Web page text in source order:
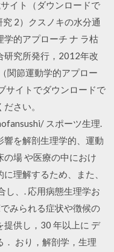
イト（ダウンロードで
2）クスノキの水分通
的アプローチ ナ ラ枯
研究所発行，2012年改
関節運動学的アプロー
サイトでダウンロードで
さい。
スポーツ生理.
響を解剖生理学的、運動
の場 や医療の中におけ
理解するため、また、
し、. 応用病態生理学お
みられる症状や徴候の
供し，30 年以上に デ
おり，解剖学，生理